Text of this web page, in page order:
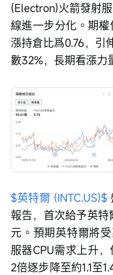
(Electron)火箭發射
線進一步分化。期
漲持倉比爲0.76，引
數32%，長期看漲力
$英特爾 (INTC.US)$
報告，首次給予英
元。預期英特爾將
服器CPU需求上升
2倍逐步降至約1.1至